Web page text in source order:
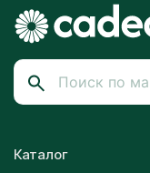
Каталог